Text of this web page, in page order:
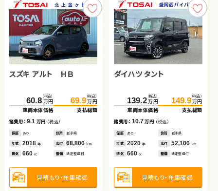
スズキ アルト ＨＢ
60.8 （税込）
万円
車両本体価格
69.9 （税込）
万円
支払総額
諸費用：9.1 万円 （税込）
保証 あり 住所 岩手県
年式 2018 年 走行 68,800 km
排気 660 cc 整備 法定整備付
見積もり・在庫確認
ダイハツ タント
139.2 （税込）
万円
車両本体価格
149.9 （税込）
万円
支払総額
諸費用： 10.7万円 （税込）
保証 あり 住所 岩手県
年式 2020年 走行 52,100 km
排気 660cc 整備 法定整備付
見積もり・在庫確認
日産 セレナ
223.0万円
車両本体価格
諸費用：16.0万円 （税込）
保証 あり 住所 宮城県
排気 2,000cc 整備 なし
トヨタ ノア ハイブリッド
241.6 （税込）
万円
車両本体価格
255.2 （税込）
万円
支払総額
諸費用： 13.6万円 （税込）
保証 あり 住所 埼玉県
年式 2017年 走行 42,200 km
排気 1,800 整備 なし
見積もり・在庫確認
スズキ スイフト
150.1万円
車両本体価格
諸費用：6.9 万円 （税込）
保証 なし 住所 大分県
排気 1,400cc 整備 法定整備付
トヨタ アルファード ハイ
131.7 （税込）
万円
車両本体価格
145.9 （税込）
万円
支払総額
諸費用： 14.2万円 （税込）
保証 あり 住所 岩手県
年式 2012年 走行 79,500 km
排気 2,400 整備 法定整備付
見積もり・在庫確認
ダイハツ ムーヴ
32.5万円
車両本体価格
諸費用：5.2 万円 （税込）
保証 なし 住所 岡山県
排気 660 整備 なし
トヨタ ルーミー
74.8 （税込）
万円
車両本体価格
82.7 （税込）
万円
支払総額
諸費用： 7.9万円（税込）
保証 なし 住所 鳥取県
年式 2017年 走行 73,900 km
排気 1,000 整備 法定整備付
見積もり・在庫確認